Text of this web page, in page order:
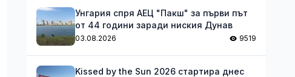
Унгария спря АЕЦ "Пакш" за първи път
от 44 години заради ниския Дунав
03.08.2026 9519
Kissed by the Sun 2026 стартира днес